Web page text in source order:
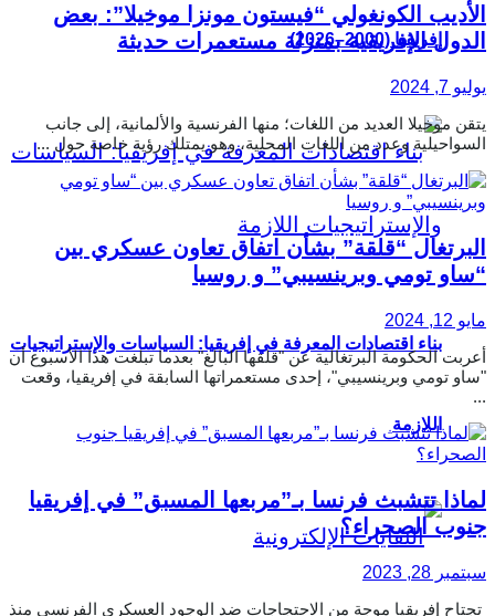
إفريقيا (2000–2026)
بناء اقتصادات المعرفة في إفريقيا: السياسات والإستراتيجيات
اللازمة
الأديب الكونغولي “فيستون مونزا موخيلا”: بعض
الدول الإفريقية بمنزلة مستعمرات حديثة
يوليو 7, 2024
يتقن موخيلا العديد من اللغات؛ منها الفرنسية والألمانية، إلى جانب
السواحيلية وعدد من اللغات المحلية، وهو يمتلك رؤية خاصة حول ...
البرتغال “قلقة” بشأن اتفاق تعاون عسكري بين
“ساو تومي وبرينسيبي” و روسيا
مايو 12, 2024
أعربت الحكومة البرتغالية عن "قلقها البالغ" بعدما تبلغت هذا الأسبوع أن
"ساو تومي وبرينسيبي"، إحدى مستعمراتها السابقة في إفريقيا، وقعت
...
لماذا تتشبث فرنسا بـ”مربعها المسبق” في إفريقيا
جنوب الصحراء؟
سبتمبر 28, 2023
تجتاح إفريقيا موجة من الاحتجاجات ضد الوجود العسكري الفرنسي منذ